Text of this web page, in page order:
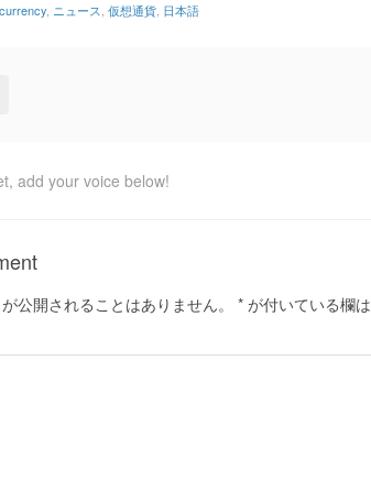
ニュース 仮想通貨 日本語
add your voice below!
公開されることはありません。 * が付いている欄